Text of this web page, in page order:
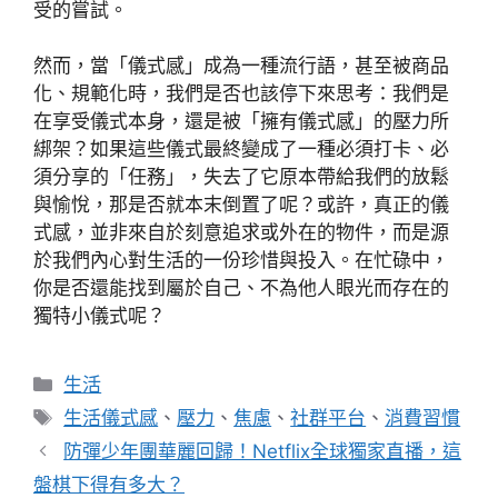
受的嘗試。
然而，當「儀式感」成為一種流行語，甚至被商品
化、規範化時，我們是否也該停下來思考：我們是
在享受儀式本身，還是被「擁有儀式感」的壓力所
綁架？如果這些儀式最終變成了一種必須打卡、必
須分享的「任務」，失去了它原本帶給我們的放鬆
與愉悅，那是否就本末倒置了呢？或許，真正的儀
式感，並非來自於刻意追求或外在的物件，而是源
於我們內心對生活的一份珍惜與投入。在忙碌中，
你是否還能找到屬於自己、不為他人眼光而存在的
獨特小儀式呢？
分
類
生活
標
籤
生活儀式感 、 壓力 、焦慮 、社群平台 、消費習慣
防彈少年團華麗回歸！Netflix全球獨家直播，這
盤棋下得有多大？